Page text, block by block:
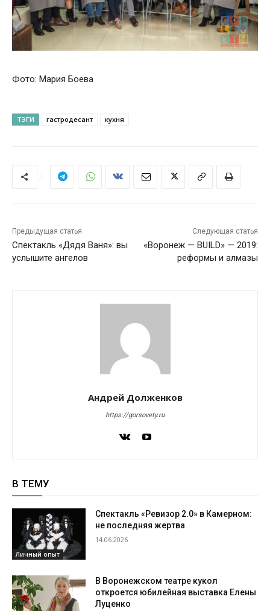
Фото: Мария Боева
ТЭГИ гастродесант кухня
Предыдущая статья
Спектакль «Дядя Ваня»: вы
услышите ангелов
Следующая статья
«Воронеж — BUILD» — 2019:
реформы и алмазы
Андрей Долженков
https://gorsovety.ru
В ТЕМУ
Личный опыт
Спектакль «Ревизор 2.0» в Камерном:
не последняя жертва
14.06.2026
В Воронежском театре кукол
откроется юбилейная выставка Елены
Луценко